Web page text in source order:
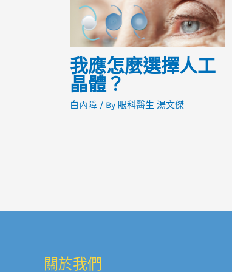
我應怎麼選擇人工
晶體？
白內障/ By 眼科醫生 湯文傑
關於我們